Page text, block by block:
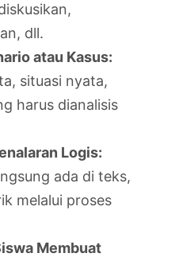
dll.
atau Kasus:
situasi nyata,
harus dianalisis
Logis:
ada di teks,
melalui proses
Membuat